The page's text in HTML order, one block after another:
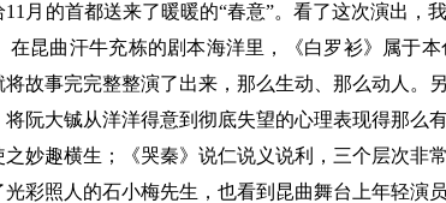
的首都送来了暖暖的“春意”。看了这次演出，
在昆曲汗牛充栋的剧本海洋里，《白罗衫》属于
将故事完完整整演了出来，那么生动、那么动人
阮大铖从洋洋得意到彻底失望的心理表现得那么
妙趣横生；《哭秦》说仁说义说利，三个层次非
彩照人的石小梅先生，也看到昆曲舞台上年轻演